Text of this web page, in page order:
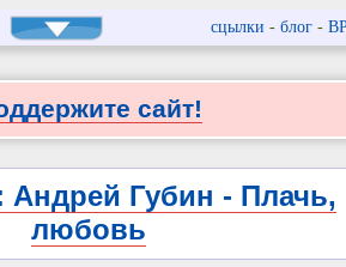
сцылки - блог-
сайт!
Андрей Губин - Плачь,
любовь